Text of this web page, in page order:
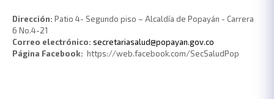
Dirección: Patio 4- Segundo piso – Alcaldía de Popayán - Carrera
6 No.4-21
Correo electrónico: secretariasalud@popayan.gov.co
Página Facebook: https://web.facebook.com/SecSaludPop